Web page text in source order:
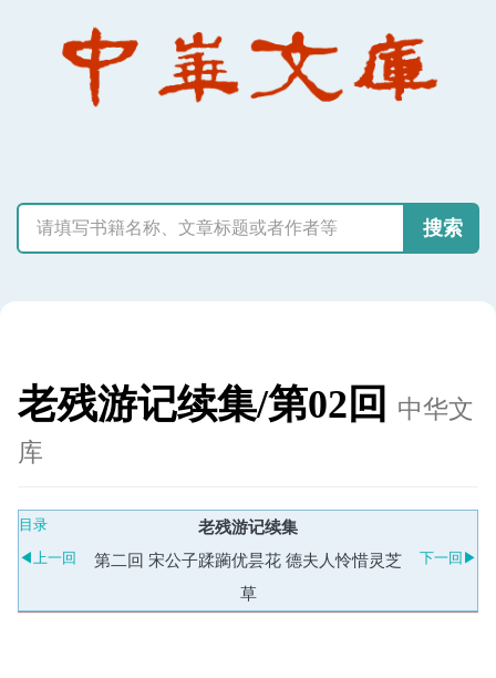
搜索
老残游记续集/第02回
中华文
库
目录 老残游记续集
◀上一回
第二回 宋公子蹂躏优昙花 德夫人怜惜灵芝
草
下一回▶